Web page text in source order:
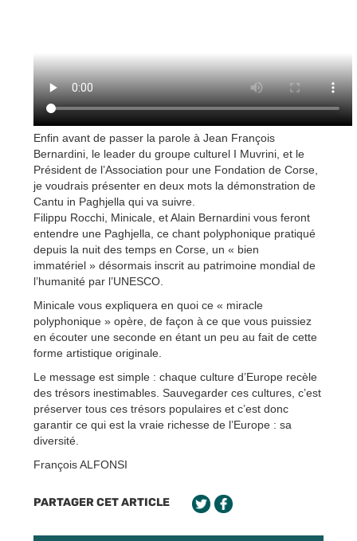
Enfin avant de passer la parole à Jean François
Bernardini, le leader du groupe culturel I Muvrini, et le
Président de l’Association pour une Fondation de Corse,
je voudrais présenter en deux mots la démonstration de
Cantu in Paghjella qui va suivre.
Filippu Rocchi, Minicale, et Alain Bernardini vous feront
entendre une Paghjella, ce chant polyphonique pratiqué
depuis la nuit des temps en Corse, un « bien
immatériel » désormais inscrit au patrimoine mondial de
l’humanité par l’UNESCO.
Minicale vous expliquera en quoi ce « miracle
polyphonique » opère, de façon à ce que vous puissiez
en écouter une seconde en étant un peu au fait de cette
forme artistique originale.
Le message est simple : chaque culture d’Europe recèle
des trésors inestimables. Sauvegarder ces cultures, c’est
préserver tous ces trésors populaires et c’est donc
garantir ce qui est la vraie richesse de l’Europe : sa
diversité.
François ALFONSI
PARTAGER CET ARTICLE